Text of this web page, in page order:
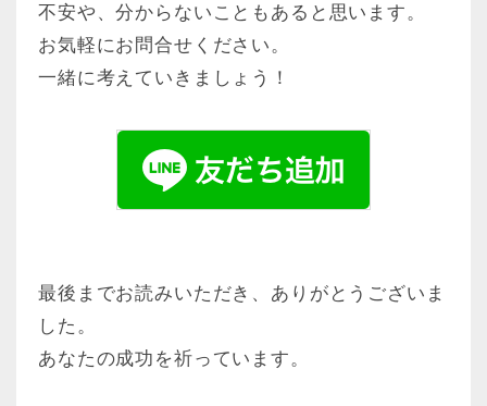
不安や、分からないこともあると思います。
お気軽にお問合せください。
一緒に考えていきましょう！
最後までお読みいただき、ありがとうございま
した。
あなたの成功を祈っています。